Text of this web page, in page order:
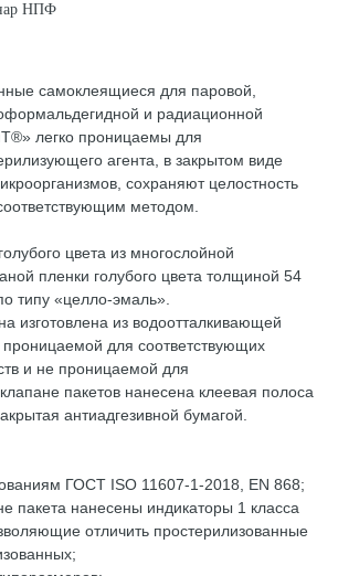
НПФ
самоклеящиеся для паровой,
и радиационной
легко проницаемы для
агента, в закрытом виде
сохраняют целостность
методом.
цвета из многослойной
пленки голубого цвета толщиной 54
типу «целло-эмаль».
изготовлена из водоотталкивающей
для соответствующих
и не проницаемой для
пакетов нанесена клеевая полоса
антиадгезивной бумагой.
ГОСТ ISO 11607-1-2018, EN 868;
пакета нанесены индикаторы 1 класса
отличить простерилизованные